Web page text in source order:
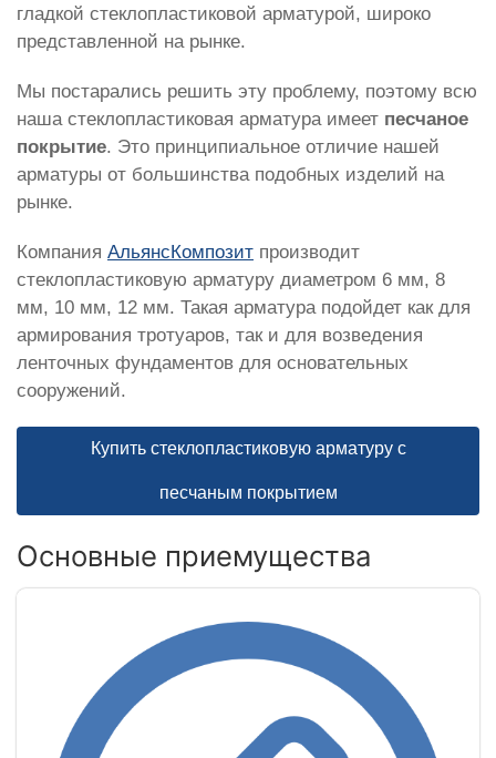
гладкой стеклопластиковой арматурой, широко
представленной на рынке.
Мы постарались решить эту проблему, поэтому всю
наша стеклопластиковая арматура имеет песчаное
покрытие. Это принципиальное отличие нашей
арматуры от большинства подобных изделий на
рынке.
Компания АльянсКомпозит производит
стеклопластиковую арматуру диаметром 6 мм, 8
мм, 10 мм, 12 мм. Такая арматура подойдет как для
армирования тротуаров, так и для возведения
ленточных фундаментов для основательных
сооружений.
Купить стеклопластиковую арматуру с
песчаным покрытием
Основные приемущества